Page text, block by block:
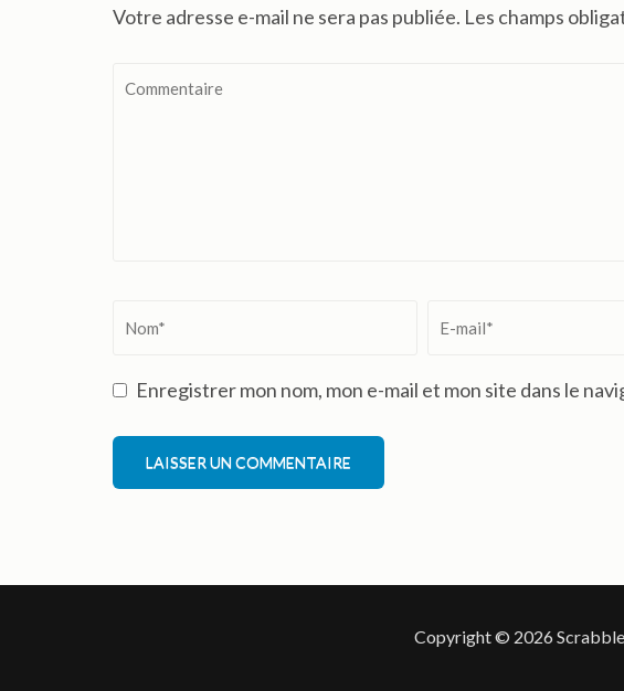
Votre adresse e-mail ne sera pas publiée. Les champs
Commentaire
Nom * Email *
Enregistrer mon nom, mon e-mail et mon site dans le
Copyright © 2026 Scrabble